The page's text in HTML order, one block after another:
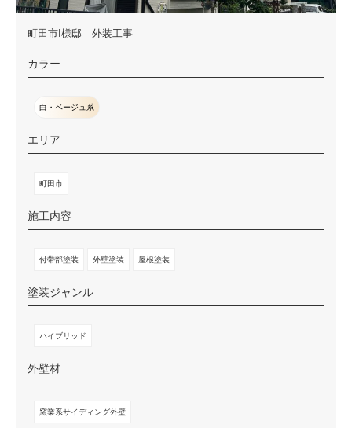
町田市I様邸 外装工事
カラー
白・ベージュ系
エリア
町田市
施工内容
付帯部塗装 外壁塗装 屋根塗装
塗装ジャンル
ハイブリッド
外壁材
窯業系サイディング外壁